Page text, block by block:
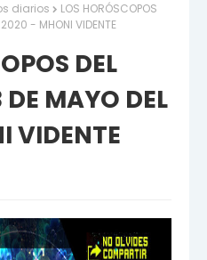
diarios
LOS HORÓSCOPOS
2020 - MHONI VIDENTE
DEL
MAYO DEL
VIDENTE